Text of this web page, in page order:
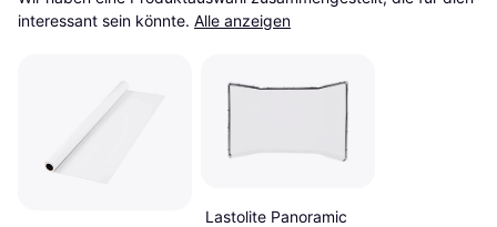
interessant sein könnte. Alle anzeigen
Lastolite Panoramic